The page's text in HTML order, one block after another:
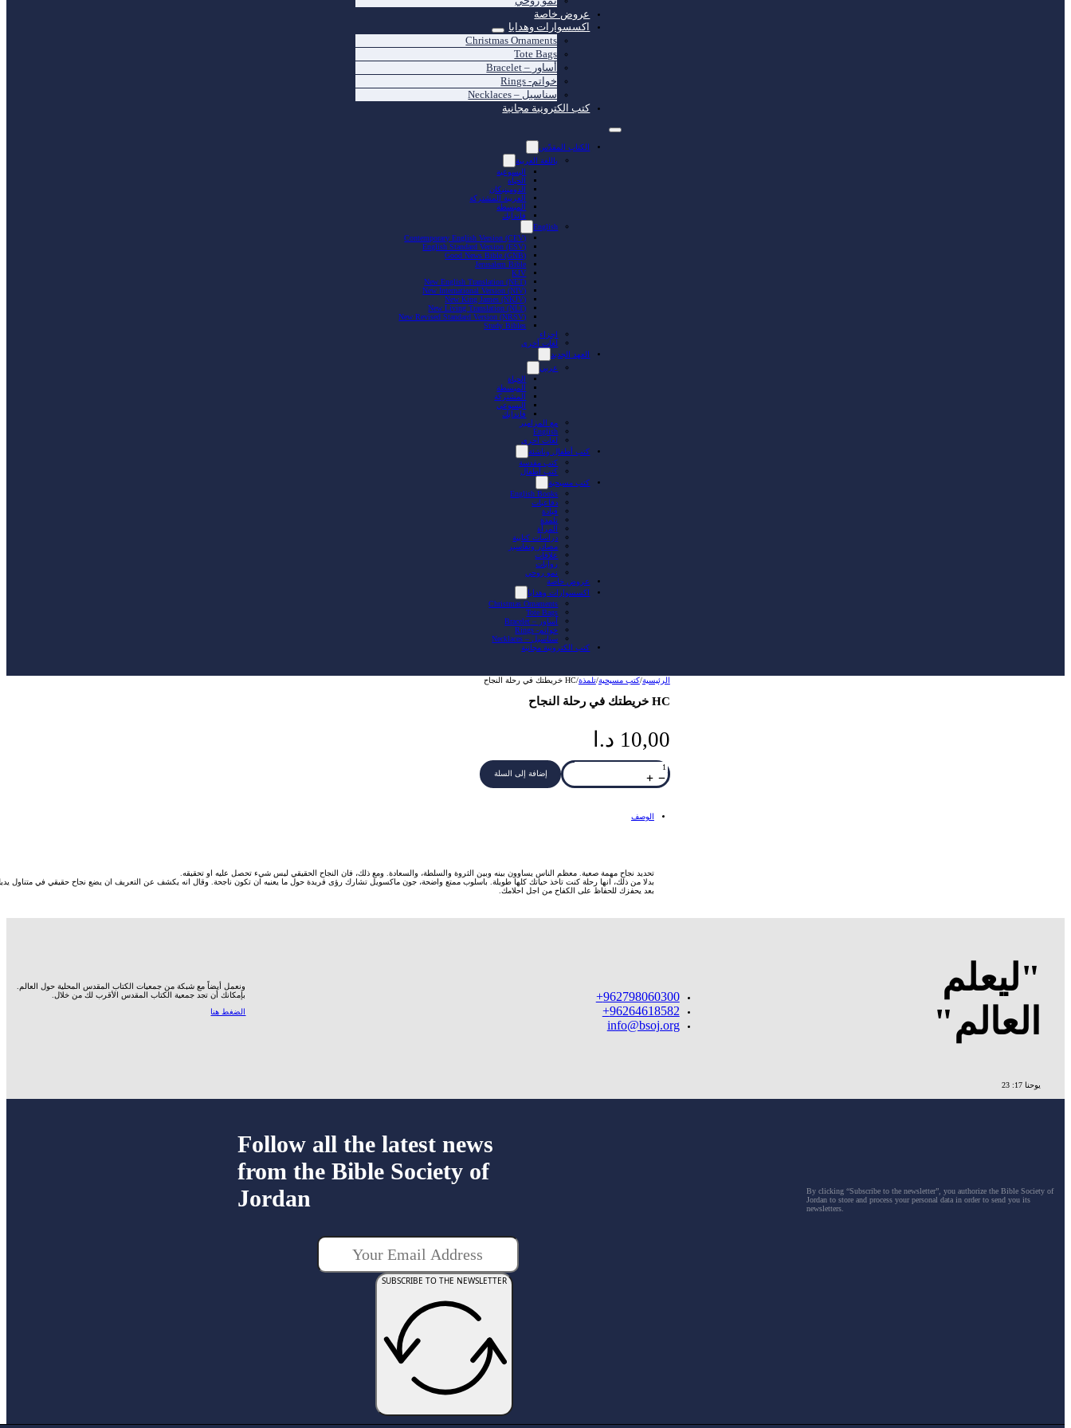
عروض خاصة
اكسسوارات وهدايا
Christmas Ornaments
Tote Bags
أساور – Bracelet
خواتم- Rings
سناسيل – Necklaces
كتب الكترونية مجانية
الكتاب المقدّس
باللغة العربية
اليسوعية
الحياة
الدومينيكان
العربية المشتركة
المبسطة
فاندايك
English
Contemporary English Version (CEV)
English Standard Version (ESV)
Good News Bible (GNB)
Jerusalem Bible
KJV
New English Translation (NET)
New International Version (NIV)
New King James (NKJV)
New Living Translation (NLT)
New Revised Standard Version (NRSV)
Study Bibles
اجزاء
لغات أخرى
العهد الجديد
عربي
الحياة
المبسطة
المشتركة
اليسوعي
فاندايك
مع المزامير
English
لغات أخرى
كتب أطفال وناشئة
كتب مقدسة
كتب أطفال
كتب مسيحية
English Books
دفاعيات
قيادة
تلمذة
المرأة
دراسات كتابية
مصادر وتفاسير
علاقات
روايات
نمو روحي
عروض خاصة
اكسسوارات وهدايا
Christmas Ornaments
Tote Bags
أساور – Bracelet
خواتم- Rings
سناسيل – Necklaces
كتب الكترونية مجانية
الرئيسية/كتب مسيحية/تلمذة/HC خريطتك في رحلة النجاح
HC خريطتك في رحلة النجاح
10,00 د.ا
كمية
HC
خريطتك
في
إضافة إلى السلة
الوصف
تحديد نجاح مهمة صعبة. معظم الناس يساوون بينه وبين الثروة والسلطة، والسعادة. ومع ذلك، فان النجاح الحقيقي ليس شيء تحصل عليه او تحقيقه.
بدلا من ذلك، انها رحلة كنت تاخذ حياتك كلها طويلة. باسلوب ممتع واضحة، جون ماكسويل تشارك رؤى فريدة حول ما يعنيه ان تكون ناجحة. وقال انه يكشف عن التعريف ان يضع نجاح حقيقي في متناول
بعد يحفزك للحفاظ على الكفاح من اجل احلامك.
"ليعلم
العالم"
يوحنا 17: 23
962798060300+
96264618582+
info@bsoj.org
ونعمل أيضاً مع شبكة من جمعيات الكتاب المقدس المحلية حول العالم.
بإمكانك أن تجد جمعية الكتاب المقدس الأقرب لك من خلال.
الضغط هنا
By clicking “Subscribe to the newsletter”, you authorize the Bible Society of
Jordan to store and process your personal data in order to send you its
newsletters.
Follow all the latest news
from the Bible Society of
Jordan
SUBSCRIBE TO THE NEWSLETTER